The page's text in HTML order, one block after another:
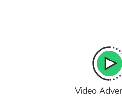
Video